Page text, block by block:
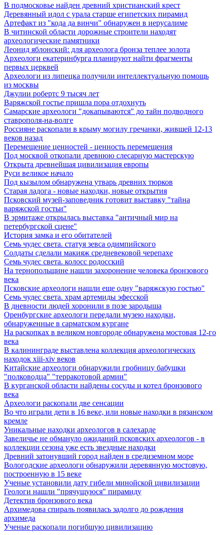
В подмосковье найден древний христианский крест
Деревянный идол с урала старше египетских пирамид
Артефакт из "кода да винчи" обнаружен в иерусалиме
В читинской области дорожные строители находят
археологические памятники
Леонид яблонский: для археолога бронза теплее золота
Археологи екатеринбурга планируют найти фрагменты
первых церквей
Археологи из липецка получили интеллектуальную помощь
из москвы
Джулии робертс 9 тысяч лет
Варяжской гостье пришла пора отдохнуть
Самарские археологи "докапываются" до тайн подводного
ставрополя-на-волге
Россияне раскопали в крыму могилу гречанки, жившей 12-13
веков назад
Перемещение ценностей - ценность перемещения
Под москвой откопали древнюю слесарную мастерскую
Открыта древнейшая цивилизация европы
Руси великое начало
Под кызылом обнаружена утварь древних тюрков
Старая ладога - новые находки, новые открытия
Псковский музей-заповедник готовит выставку "тайна
варяжской гостьи"
В эрмитаже открылась выставка "античный мир на
петербургской сцене"
История замка и его обитателей
Семь чудес света. статуя зевса одимпийского
Солдаты сделали макияж средневековой черепахе
Семь чудес света. колосс родосский
На тернопольщине нашли захоронение человека бронзового
века
Псковские археологи нашли еще одну "варяжскую гостью"
Семь чудес света. храм артемиды эфесской
В дневности людей хоронили в позе зародыша
Оренбургские археологи передали музею находки,
обнаруженные в сарматском кургане
На раскопках в великом новгороде обнаружена мостовая 12-го
века
В калининграде выставлена коллекция археологических
находок xiii-xiv веков
Китайские археологи обнаружили гробницу бабушки
"полководца" "терракотовой армии"
В курганской области найдены сосуды и котел бронзового
века
Археологи раскопали две сенсации
Во что играли дети в 16 веке, или новые находки в рязанском
кремле
Уникальные находки археологов в салехарде
Завеличье не обмануло ожиданий псковских археологов - в
коллекции сезона уже есть звездные находки
Древний затонувший город найден в средиземном море
Вологодские археологи обнаружили деревянную мостовую,
построенную в 15 веке
Ученые установили дату гибели минойской цивилизации
Геологи нашли "прячущуюся" пирамиду
Детектив бронзового века
Архимедова спираль появилась задолго до рождения
архимеда
Ученые раскопали погибшую цивилизацию